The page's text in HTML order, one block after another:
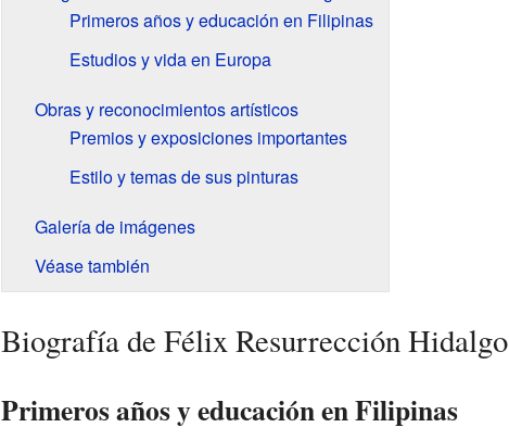
Primeros años y educación en Filipinas
Estudios y vida en Europa
Obras y reconocimientos artísticos
Premios y exposiciones importantes
Estilo y temas de sus pinturas
Galería de imágenes
Véase también
Biografía de Félix Resurrección Hidalgo
Primeros años y educación en Filipinas